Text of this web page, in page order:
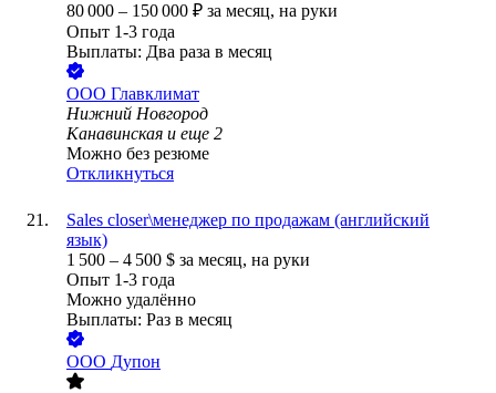
80 000 – 150 000 ₽ за месяц, на руки
Опыт 1-3 года
Выплаты: Два раза в месяц
ООО Главклимат
Нижний Новгород
Канавинская и еще 2
Можно без резюме
Откликнуться
Sales closer\менеджер по продажам (английский
язык)
1 500 – 4 500 $ за месяц, на руки
Опыт 1-3 года
Можно удалённо
Выплаты: Раз в месяц
ООО Дупон